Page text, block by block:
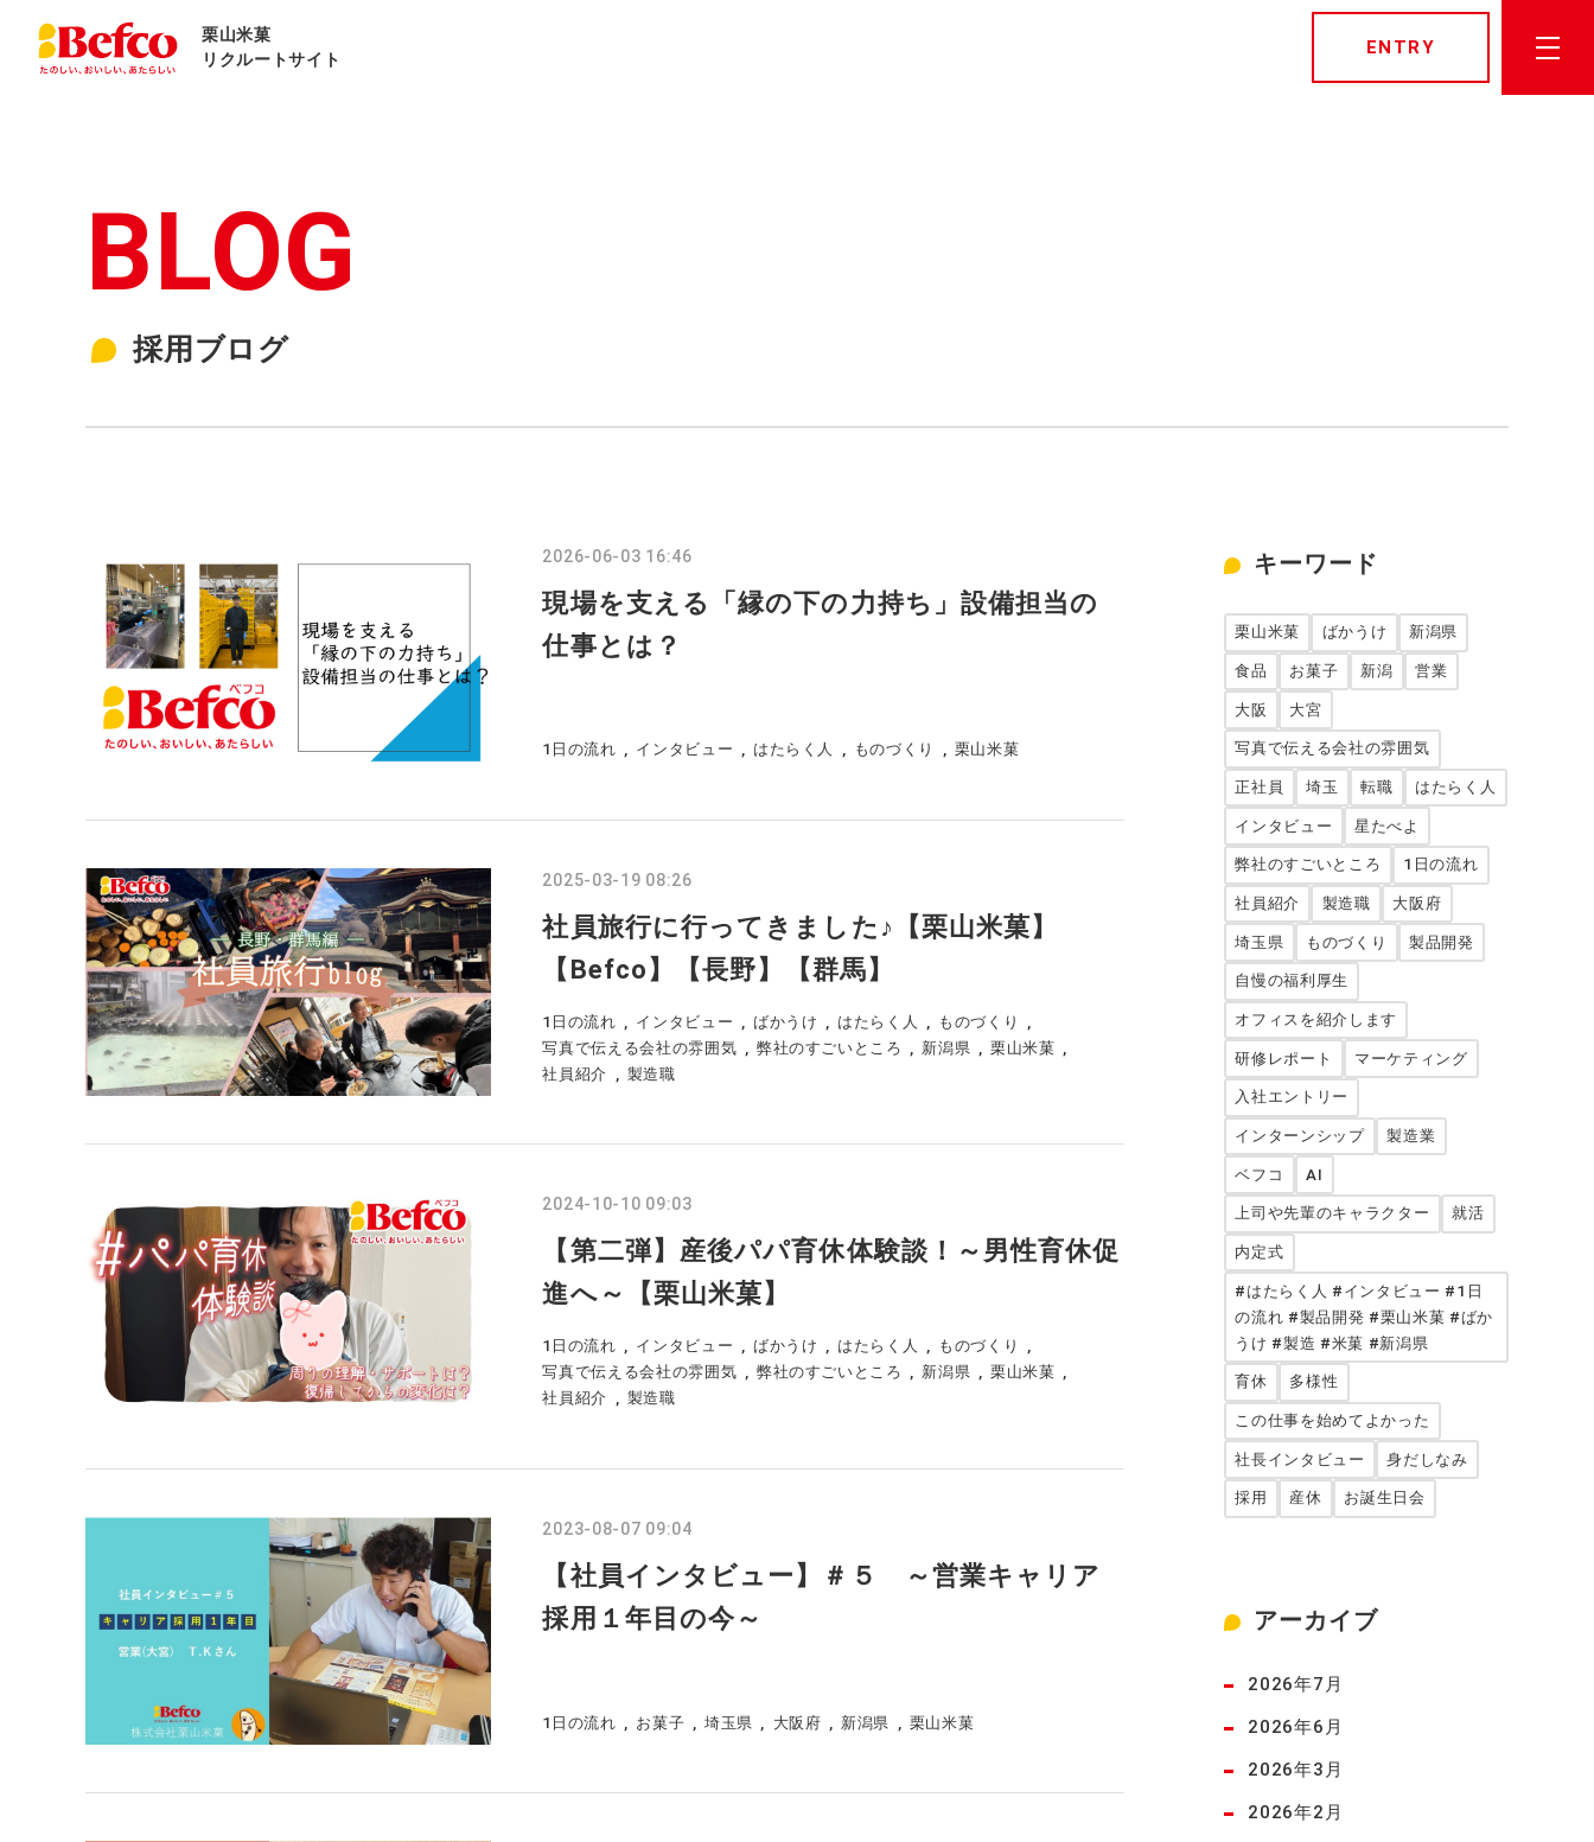
栗山米菓
リクルートサイト
ENTRY
私たちの文化
よくあるご質問
インターンシップ
募集要項
採用ブログ
2026-06-03 16:46
現場を支える「縁の下の力持ち」設備担当の
仕事とは？
1日の流れ インタビュー はたらく人 ものづくり 栗山米菓
2025-03-19 08:26
社員旅行に行ってきました♪【栗山米菓】
【Befco】【長野】【群馬】
1日の流れ インタビュー ばかうけ はたらく人
ものづくり
写真で伝える会社の雰囲気
弊社のすごいところ 新潟県
栗山米菓
社員紹介
製造職
2024-10-10 09:03
【第二弾】産後パパ育休体験談！～男性育休促
進へ～【栗山米菓】
1日の流れ インタビュー ばかうけ はたらく人
ものづくり
写真で伝える会社の雰囲気
弊社のすごいところ 新潟県
栗山米菓
社員紹介
製造職
2023-08-07 09:04
【社員インタビュー】＃５ ～営業キャリア
採用１年目の今～
1日の流れ お菓子 埼玉県 大阪府 新潟県 栗山米菓
キーワード
栗山米菓 ばかうけ 新潟県
食品 お菓子 新潟 営業
大阪 大宮
写真で伝える会社の雰囲気
正社員 埼玉 転職 はたらく人
インタビュー 星たべよ
弊社のすごいところ 1日の流れ
社員紹介 製造職 大阪府
埼玉県 ものづくり 製品開発
自慢の福利厚生
オフィスを紹介します
研修レポート マーケティング
入社エントリー
インターンシップ 製造業
ベフコ AI
上司や先輩のキャラクター 就活
内定式
#はたらく人 #インタビュー #1日
の流れ #製品開発 #栗山米菓 #ばか
うけ #製造 #米菓 #新潟県
育休 多様性
この仕事を始めてよかった
社長インタビュー 身だしなみ
採用 産休 お誕生日会
アーカイブ
2026年7月
2026年6月
2026年3月
2026年2月